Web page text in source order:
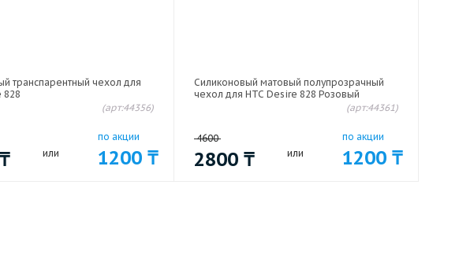
транспарентный чехол для
828
(арт:44356)
₸ или
по акции
1200 ₸
Силиконовый матовый полупрозрачный
чехол для HTC Desire 828 Розовый
(арт:44361)
4600
2800 ₸ или
по акции
1200 ₸